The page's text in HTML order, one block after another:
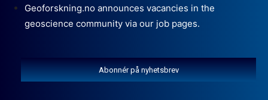
Geoforskning.no announces vacancies in the
geoscience community via our job pages.
Abonnér på nyhetsbrev